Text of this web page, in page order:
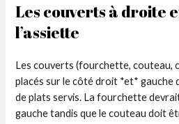
Les couverts à droite
l’assiette
Les couverts (fourchette, couteau,
placés sur le côté droit *et* gauche
de plats servis. La fourchette
gauche tandis que le couteau doit